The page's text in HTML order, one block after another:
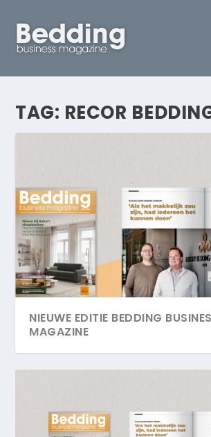
TAG: RECOR
NIEUWE EDITIE BEDDING
MAGAZINE